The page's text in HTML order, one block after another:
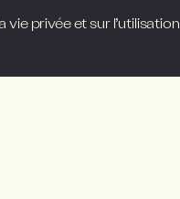
vie privée et sur l’utilisation